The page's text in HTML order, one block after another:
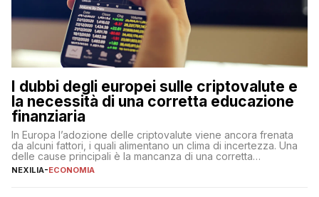
I dubbi degli europei sulle criptovalute e
la necessità di una corretta educazione
finanziaria
In Europa l’adozione delle criptovalute viene ancora frenata
da alcuni fattori, i quali alimentano un clima di incertezza. Una
delle cause principali è la mancanza di una corretta
educazione finanziaria, che impedisce ad una larga parte della
NEXILIA-ECONOMIA